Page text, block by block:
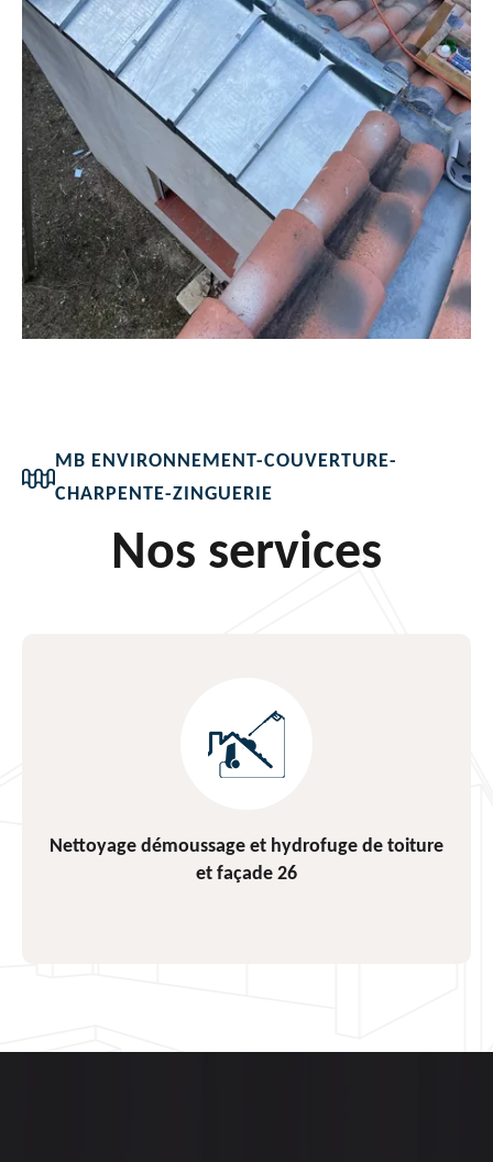
MB ENVIRONNEMENT-COUVERTURE-
CHARPENTE-ZINGUERIE
Nos services
Pose et changement de fenêtre de toit et Velux
26